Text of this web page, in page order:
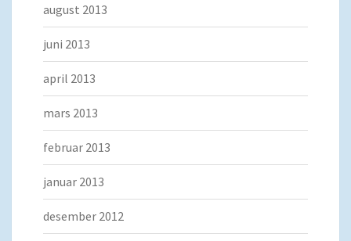
august 2013
juni 2013
april 2013
mars 2013
februar 2013
januar 2013
desember 2012